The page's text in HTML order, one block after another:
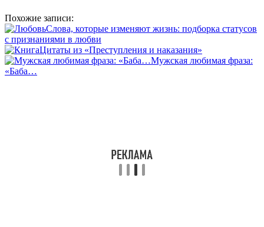
Похожие записи:
Слова, которые изменяют жизнь: подборка статусов
с признаниями в любви
Цитаты из «Преступления и наказания»
Мужская любимая фраза:
«Баба…